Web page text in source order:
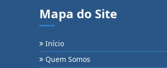
Mapa do Site
Início
Quem Somos